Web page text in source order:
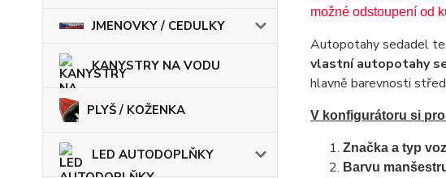
JMENOVKY / CEDULKY
KANYSTRY NA VODU
PLYŠ / KOŽENKA
LED AUTODOPLŇKY
možné odstoupení od
Autopotahy sedadel
vlastní autopotahy
hlavně barevnosti
V konfigurátoru si
Značka a typ
Barvu